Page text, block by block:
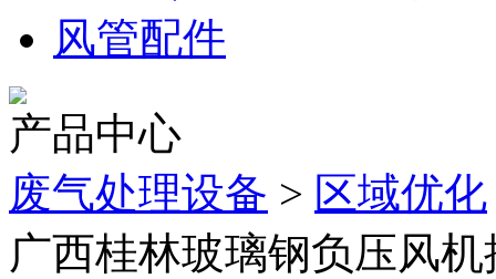
风管配件
产品中心
废气处理设备 > 区域优化
广西桂林玻璃钢负压风